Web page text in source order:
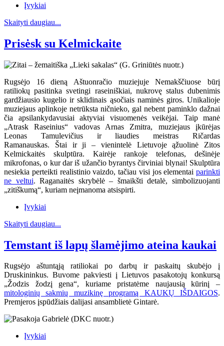
Įvykiai
Skaityti daugiau...
Prisėsk su Kelmickaite
Rugsėjo 16 dieną Aštuonračio muziejuje Nemakščiuose būrį
ratiliokų pasitinka svetingi raseiniškiai, nukrovę stalus dubenimis
gardžiausio kugelio ir sklidinais ąsočiais naminės giros. Unikalioje
muziejaus aplinkoje netrūksta ničnieko, gal nebent paminklo dažnai
čia apsilankydavusiai aktyviai visuomenės veikėjai. Taip manė
„Atrask Raseinius“ vadovas Arnas Zmitra, muziejaus įkūrėjas
Leonas Tamulevičius ir liaudies meistras Ričardas
Ramanauskas. Štai ir ji – vienintelė Lietuvoje ąžuolinė Zitos
Kelmickaitės skulptūra. Kairėje rankoje telefonas, dešinėje
mikrofonas, o kur dar iš užančio byrantys čirviniai blynai! Skulptūra
nesiekia perteikti realistinio vaizdo, tačiau visi jos elementai parinkti
ne veltui. Raganaitės skrybėlė – šmaikšti detalė, simbolizuojanti
„zitiškumą“, kuriam neįmanoma atsispirti.
Įvykiai
Skaityti daugiau...
Temstant iš lapų šlamėjimo ateina kaukai
Rugsėjo aštuntąją ratiliokai po darbų ir paskaitų skubėjo į
Druskininkus. Buvome pakviesti į Lietuvos pasakotojų konkursą
„Žodzis žodzį gena“, kuriame pristatėme naujausią kūrinį –
mitologinių sakmių muzikinę programą KAUKŲ IŠDAIGOS.
Premjeros įspūdžiais dalijasi ansamblietė Gintarė.
Įvykiai